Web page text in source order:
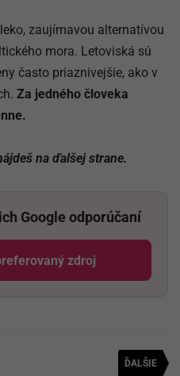
zaujímavou alternatívou
mora. Letoviská sú
často priaznivejšie, ako v
Za jedného človeka
na ďalšej strane.
Google odporúčaní
zdroj
Odzadu, odkaz sa otvorí v
ĎALŠIE